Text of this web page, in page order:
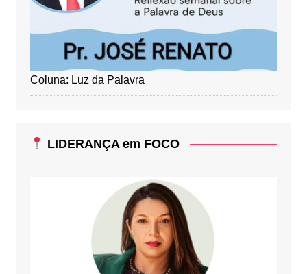
Coluna: Luz da Palavra
LIDERANÇA em FOCO